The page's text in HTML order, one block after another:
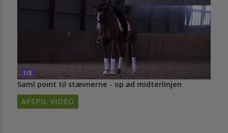
1/8
Saml point til stævnerne - op ad midterlinjen
AFSPIL VIDEO